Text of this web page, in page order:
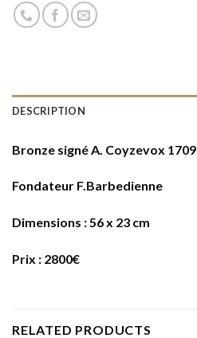
DESCRIPTION
Bronze signé A. Coyzevox 1709
Fondateur F.Barbedienne
Dimensions : 56 x 23 cm
Prix : 2800€
RELATED PRODUCTS